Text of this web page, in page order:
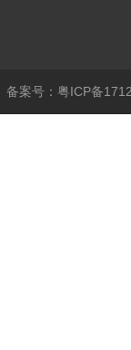
备案号：粤ICP备